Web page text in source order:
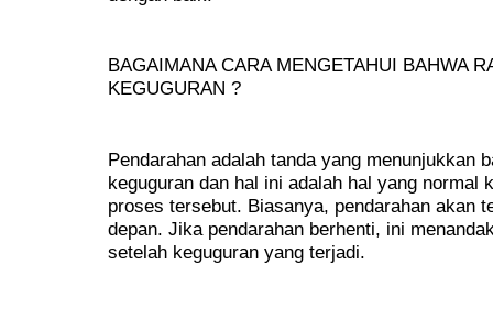
BAGAIMANA CARA MENGETAHUI BAHWA
KEGUGURAN ?
Pendarahan adalah tanda yang menunjukkan
keguguran dan hal ini adalah hal yang normal
proses tersebut. Biasanya, pendarahan akan
depan. Jika pendarahan berhenti, ini
setelah keguguran yang terjadi.